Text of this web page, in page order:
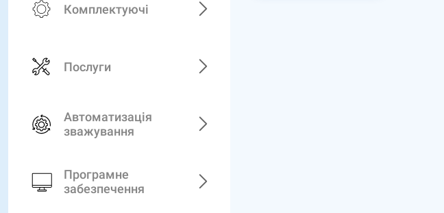
Комплектуючі
Послуги
Автоматизація
зважування
Програмне
забезпечення